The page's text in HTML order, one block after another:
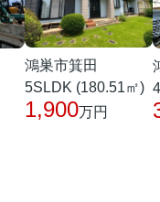
鴻巣市箕田
5SLDK (180.51㎡)
1,900万円